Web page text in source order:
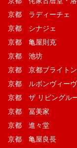
京都 ラディーチェ
京都 シナジェ
京都 亀屋則克
京都 池坊
京都 京都ブライト
京都 ルボンヴィー
京都 ザ リビングル
京都 冨美家
京都 進々堂
京都 亀屋良長